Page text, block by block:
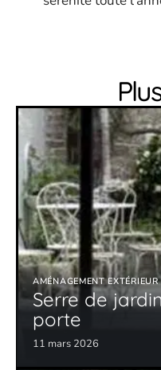
AMÉNAGEMENT EXTÉRIEUR
Serre de
porte
11 mars 2026